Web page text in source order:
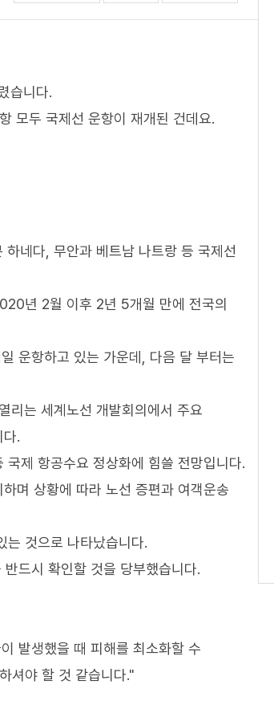
습니다.
모두 국제선 운항이 재개된 건데요.
네다, 무안과 베트남 나트랑 등 국제선
년 2월 이후 2년 5개월 만에 전국의
운항하고 있는 가운데, 다음 달 부터는
리는 세계노선 개발회의에서 주요
.
제 항공수요 정상화에 힘쓸 전망입니다.
며 상황에 따라 노선 증편과 여객운송
는 것으로 나타났습니다.
드시 확인할 것을 당부했습니다.
발생했을 때 피해를 최소화할 수
셔야 할 것 같습니다."